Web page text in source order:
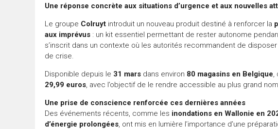
Une réponse concrète aux situations d’urgence et aux nouvelles
Le groupe Colruyt introduit un nouveau produit destiné à renforcer la
aux imprévus : un kit essentiel permettant de rester autonome
s’inscrit dans un contexte où les autorités recommandent de
de crise.
Disponible depuis le 31 mars dans environ 80 magasins en Belgique,
29,99 euros, avec l’objectif de le rendre accessible au plus grand
Une prise de conscience renforcée ces dernières années
Des événements récents, comme les inondations en Wallonie en
d’énergie prolongées, ont mis en lumière l’importance d’une